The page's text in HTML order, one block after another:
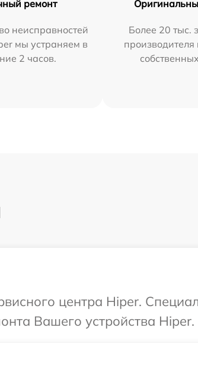
ремонт
неисправностей
мы устраняем в
2 часов.
Более 20 тыс.
центра Hiper.
Вашего устройства Hiper.